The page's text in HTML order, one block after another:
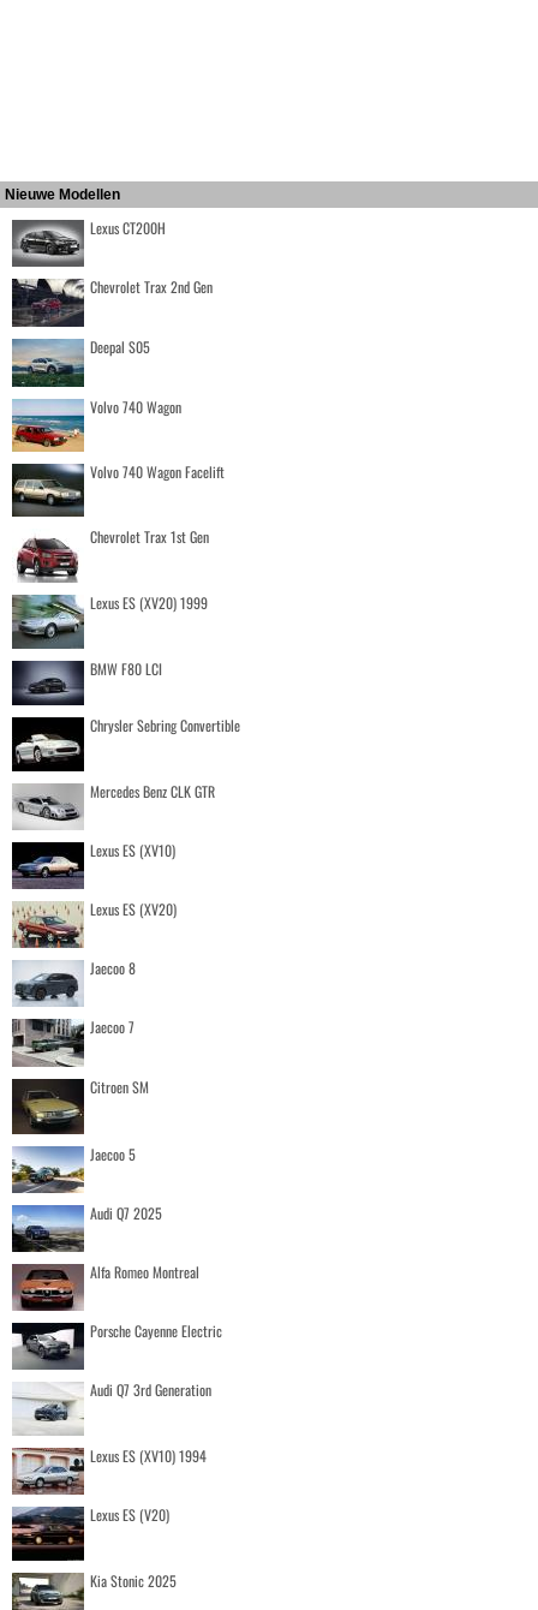
Nieuwe Modellen
Lexus CT200H
Chevrolet Trax 2nd Gen
Deepal S05
Volvo 740 Wagon
Volvo 740 Wagon Facelift
Chevrolet Trax 1st Gen
Lexus ES (XV20) 1999
BMW F80 LCI
Chrysler Sebring Convertible
Mercedes Benz CLK GTR
Lexus ES (XV10)
Lexus ES (XV20)
Jaecoo 8
Jaecoo 7
Citroen SM
Jaecoo 5
Audi Q7 2025
Alfa Romeo Montreal
Porsche Cayenne Electric
Audi Q7 3rd Generation
Lexus ES (XV10) 1994
Lexus ES (V20)
Kia Stonic 2025